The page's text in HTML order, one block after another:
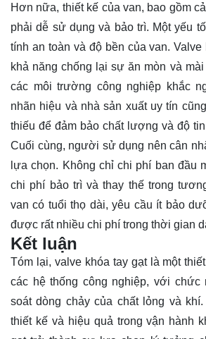
Hơn nữa, thiết kế của van, bao gồm
phải dễ sử dụng và bảo trì. Một yếu
tính an toàn và độ bền của van.
khả năng chống lại sự ăn mòn và
các môi trường công nghiệp khắc
nhãn hiệu và nhà sản xuất uy tín
thiếu để đảm bảo chất lượng và độ
Cuối cùng, người sử dụng nên cân
lựa chọn. Không chỉ chi phí ban đầu
chi phí bảo trì và thay thế trong
van có tuổi thọ dài, yêu cầu ít bảo
được rất nhiều chi phí trong thời gian
Kết luận
Tóm lại, valve khóa tay gạt là một
các hệ thống công nghiệp, với chức
soát dòng chảy của chất lỏng và
thiết kế và hiệu quả trong vận hành